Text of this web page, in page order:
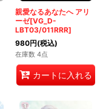
親愛なるあなたへ アリ
ーゼ[VG_D-
LBT03/011RRR]
980円(税込)
在庫数 4点
カートに入れる